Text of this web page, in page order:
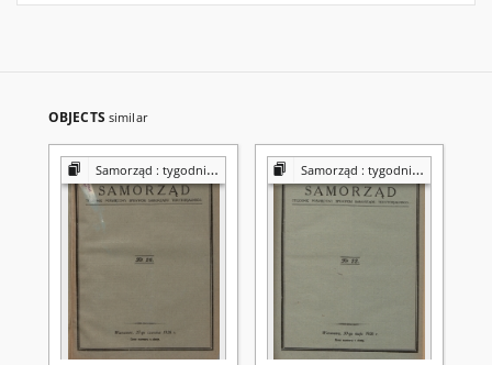
OBJECTS similar
Samorząd : tygodnik Związku Sejmików Pow. Rz. Polskiej Samorząd : tygodnik Związku Sejmików Pow. Rz. Polskiej